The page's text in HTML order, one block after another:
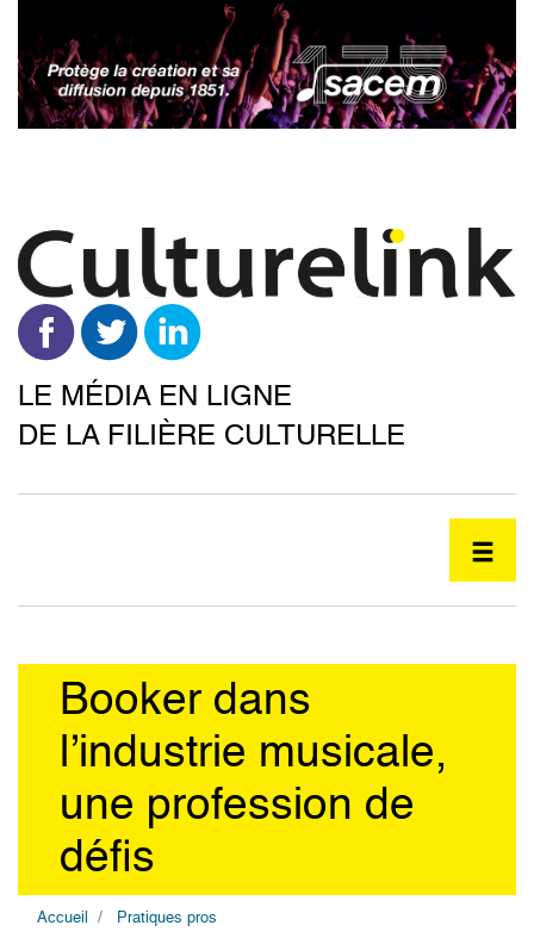
contenu
principal
LE MÉDIA EN LIGNE
DE LA FILIÈRE CULTURELLE
Booker dans
l’industrie musicale,
une profession de
défis
Accueil Pratiques pros